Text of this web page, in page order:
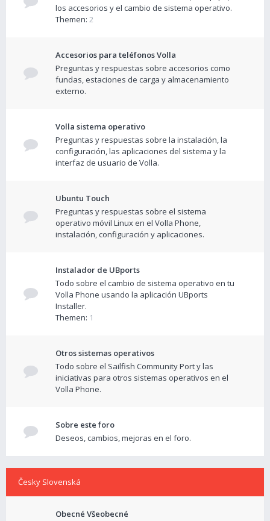
los accesorios y el cambio de sistema operativo.
Themen: 2
Accesorios para teléfonos Volla
Preguntas y respuestas sobre accesorios como
fundas, estaciones de carga y almacenamiento
externo.
Volla sistema operativo
Preguntas y respuestas sobre la instalación, la
configuración, las aplicaciones del sistema y la
interfaz de usuario de Volla.
Ubuntu Touch
Preguntas y respuestas sobre el sistema
operativo móvil Linux en el Volla Phone,
instalación, configuración y aplicaciones.
Instalador de UBports
Todo sobre el cambio de sistema operativo en tu
Volla Phone usando la aplicación UBports
Installer.
Themen: 1
Otros sistemas operativos
Todo sobre el Sailfish Community Port y las
iniciativas para otros sistemas operativos en el
Volla Phone.
Sobre este foro
Deseos, cambios, mejoras en el foro.
Česky Slovenská
Obecné Všeobecné